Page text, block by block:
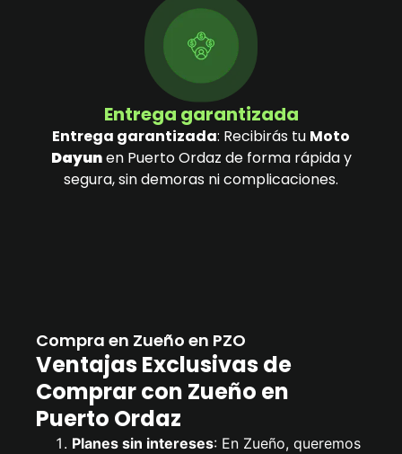
Entrega garantizada
Entrega garantizada: Recibirás tu Moto
Dayunen Puerto Ordaz de forma rápida y
segura, sin demoras ni complicaciones.
Compra en Zueño en PZO
Ventajas Exclusivas de
Comprar con Zueño en
Puerto Ordaz
Planes sin intereses: En Zueño, queremos